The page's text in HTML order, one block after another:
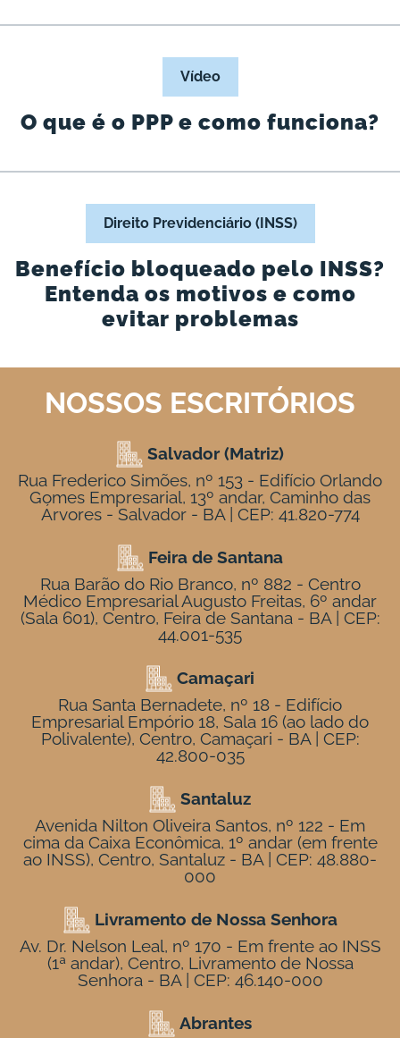
Vídeo
O que é o PPP e como funciona?
Direito Previdenciário (INSS)
Benefício bloqueado pelo INSS?
Entenda os motivos e como
evitar problemas
NOSSOS ESCRITÓRIOS
Salvador (Matriz)
Rua Frederico Simões, nº 153 - Edifício Orlando
Gomes Empresarial, 13º andar, Caminho das
Árvores - Salvador - BA | CEP: 41.820-774
Feira de Santana
Rua Barão do Rio Branco, nº 882 - Centro
Médico Empresarial Augusto Freitas, 6º andar
(Sala 601), Centro, Feira de Santana - BA | CEP:
44.001-535
Camaçari
Rua Santa Bernadete, nº 18 - Edifício
Empresarial Empório 18, Sala 16 (ao lado do
Polivalente), Centro, Camaçari - BA | CEP:
42.800-035
Santaluz
Avenida Nilton Oliveira Santos, nº 122 - Em
cima da Caixa Econômica, 1º andar (em frente
ao INSS), Centro, Santaluz - BA | CEP: 48.880-
000
Livramento de Nossa Senhora
Av. Dr. Nelson Leal, nº 170 - Em frente ao INSS
(1ª andar), Centro, Livramento de Nossa
Senhora - BA | CEP: 46.140-000
Abrantes